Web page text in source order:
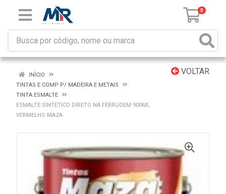
0
VOLTAR
INÍCIO
TINTAS E COMP P/ MADEIRA E METAIS
TINTA ESMALTE
ESMALTE SINTETICO DIRETO NA FERRUGEM 900ML
VERMELHO MAZA